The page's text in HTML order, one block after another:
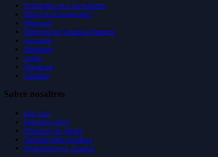
Solucions per a developers
Directori d'assessories
Migració
Directori de Solution Partners
Academy
Webinars
Guies
Magazine
Glossari
Sobre nosaltres
Qui som
Històries d'èxit
Opinions de clients
Treballa amb nosaltres
Whistleblower channel